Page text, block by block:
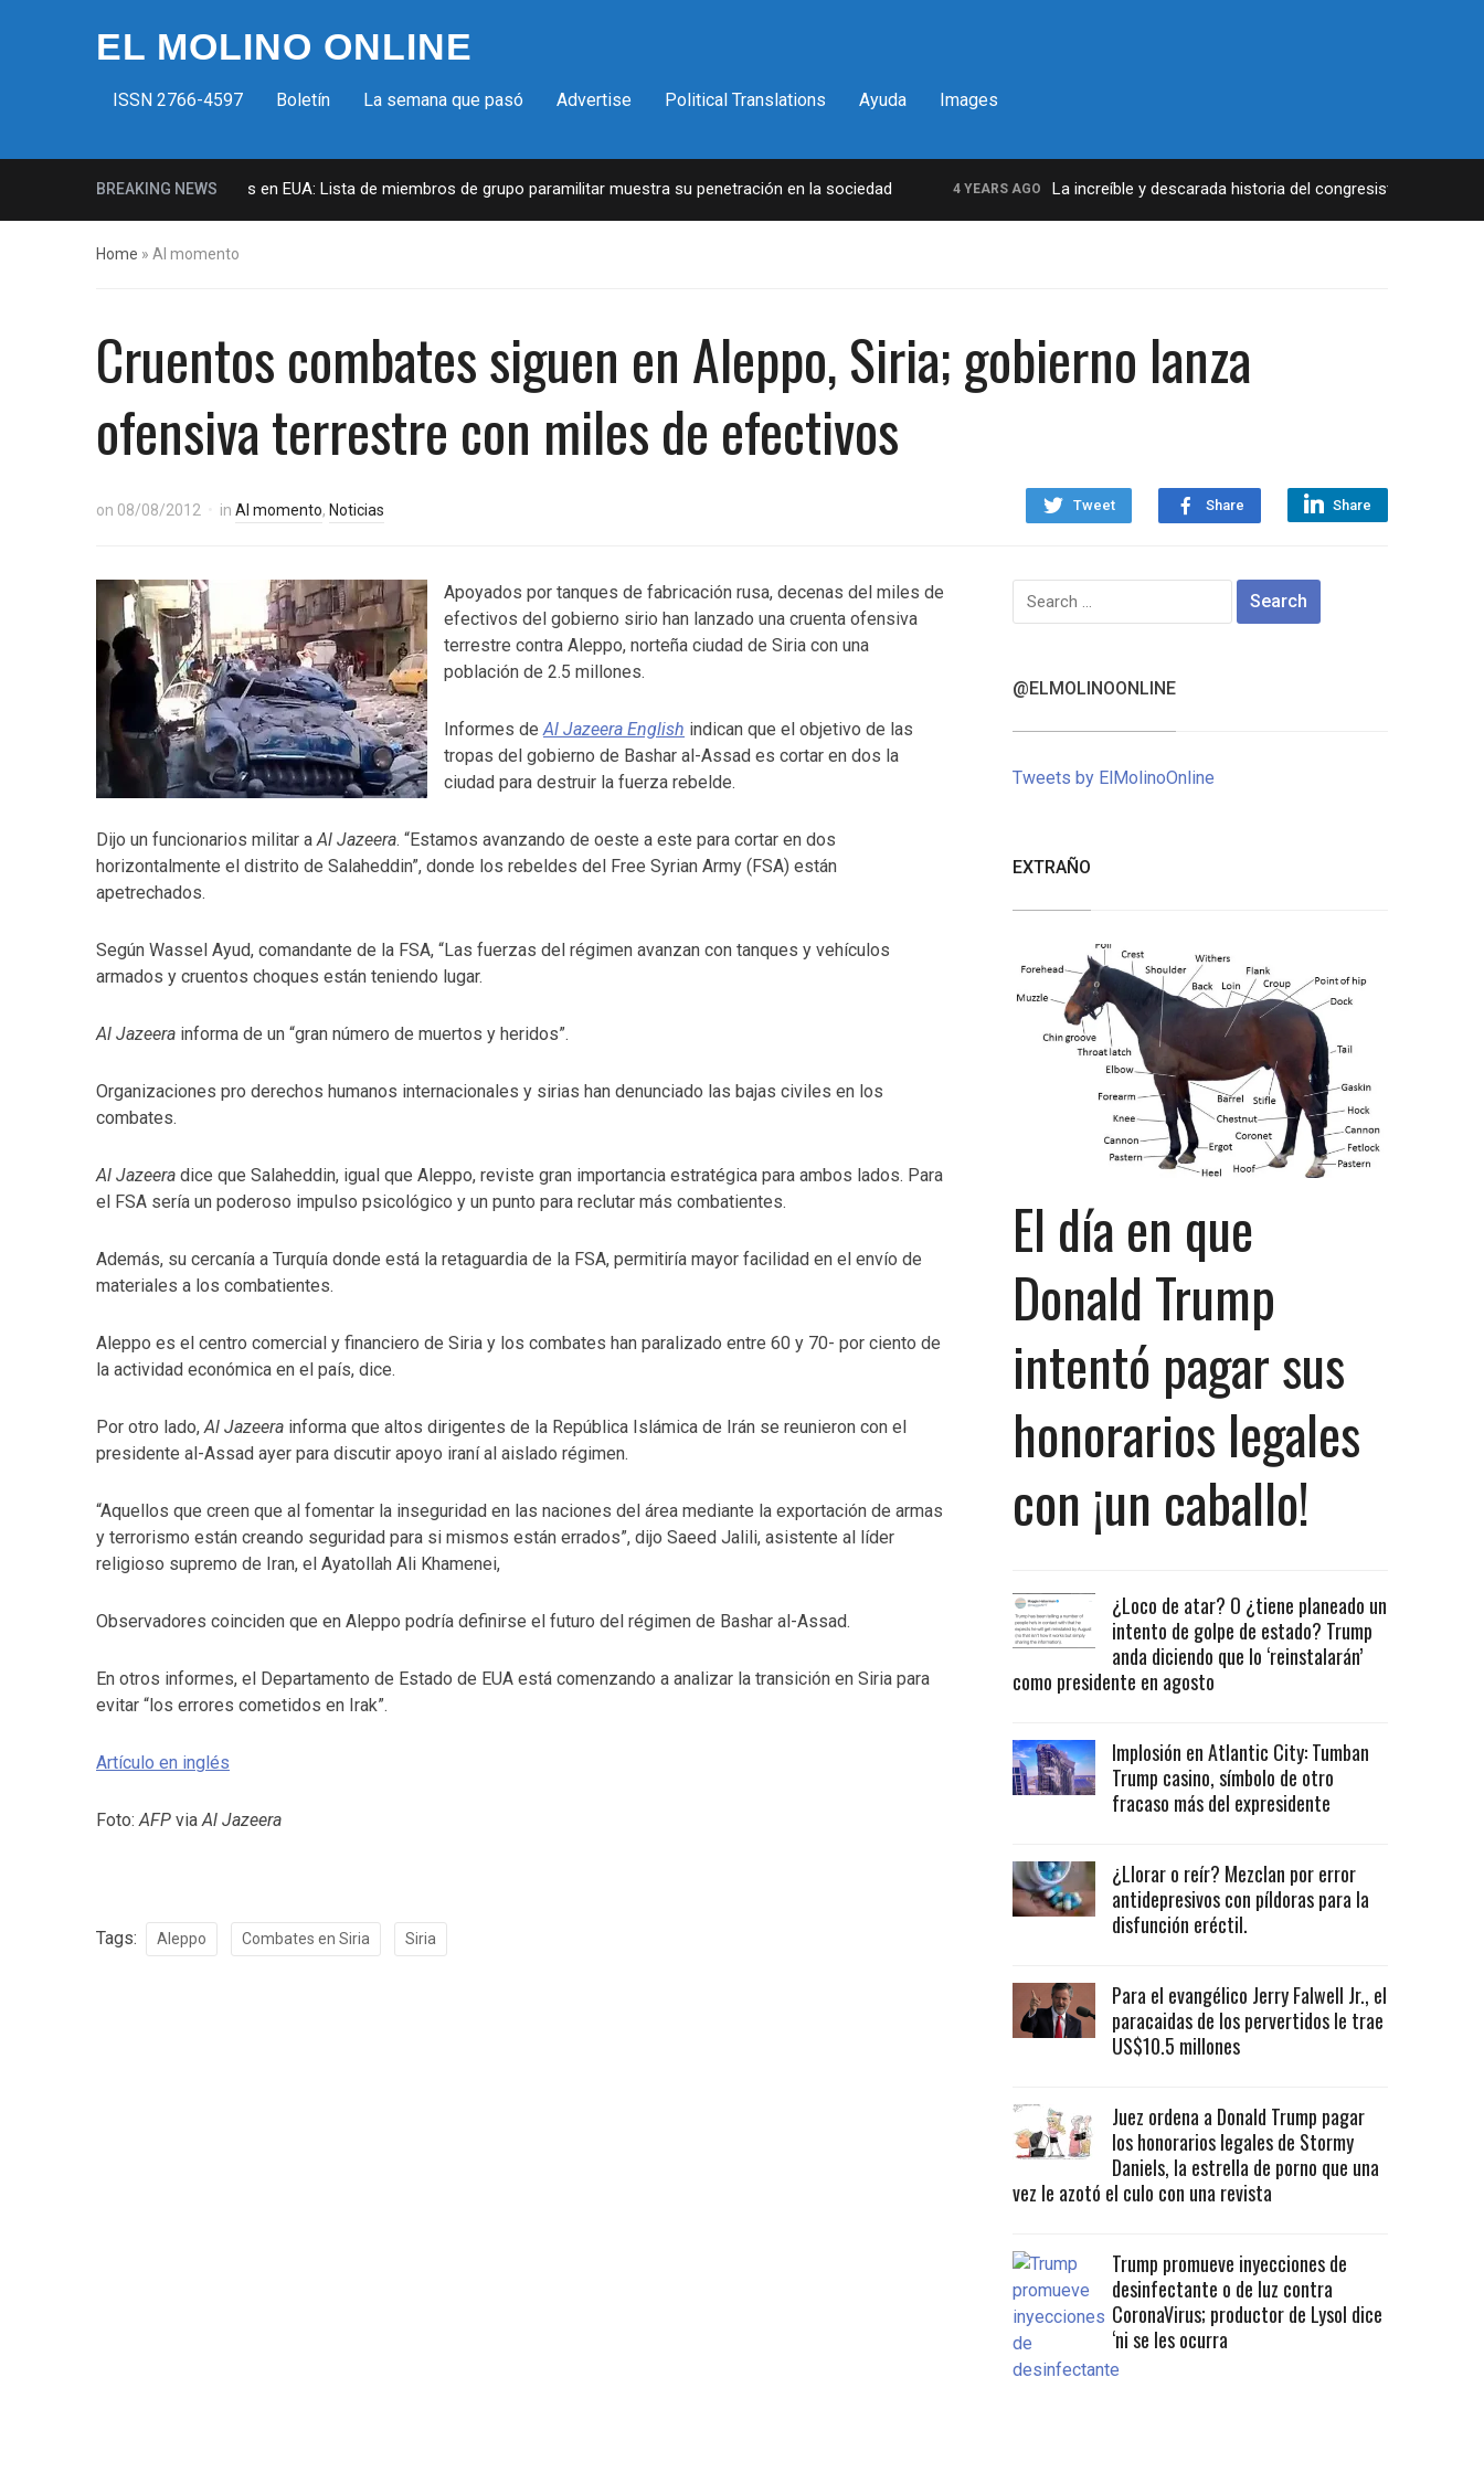
EL MOLINO ONLINE
ISSN 2766-4597 Boletín La semana que pasó Advertise Political Translations Ayuda Images
BREAKING NEWS
Milicias fascistas en EUA: Lista de miembros de grupo paramilitar muestra su penetración en la sociedad 4 YEARS AGO La increíble y descarada historia del congresista por NY
Home » Al momento
Cruentos combates siguen en Aleppo, Siria; gobierno lanza
ofensiva terrestre con miles de efectivos
Tweet Share Share
on 08/08/2012 in Al momento, Noticias
Apoyados por tanques de fabricación rusa, decenas del miles de
efectivos del gobierno sirio han lanzado una cruenta ofensiva
terrestre contra Aleppo, norteña ciudad de Siria con una
población de 2.5 millones.
Informes deAl Jazeera English indican que el objetivo de las
tropas del gobierno de Bashar al-Assad es cortar en dos la
ciudad para destruir la fuerza rebelde.
Dijo un funcionarios militar aAl Jazeera. “Estamos avanzando de oeste a este para cortar en dos
horizontalmente el distrito de Salaheddin”, donde los rebeldes del Free Syrian Army (FSA) están
apetrechados.
Según Wassel Ayud, comandante de la FSA, “Las fuerzas del régimen avanzan con tanques y vehículos
armados y cruentos choques están teniendo lugar.
Al Jazeera informa de un “gran número de muertos y heridos”.
Organizaciones pro derechos humanos internacionales y sirias han denunciado las bajas civiles en los
combates.
Al Jazeera dice que Salaheddin, igual que Aleppo, reviste gran importancia estratégica para ambos lados. Para
el FSA sería un poderoso impulso psicológico y un punto para reclutar más combatientes.
Además, su cercanía a Turquía donde está la retaguardia de la FSA, permitiría mayor facilidad en el envío de
materiales a los combatientes.
Aleppo es el centro comercial y financiero de Siria y los combates han paralizado entre 60 y 70- por ciento de
la actividad económica en el país, dice.
Por otro lado,Al Jazeera informa que altos dirigentes de la República Islámica de Irán se reunieron con el
presidente al-Assad ayer para discutir apoyo iraní al aislado régimen.
“Aquellos que creen que al fomentar la inseguridad en las naciones del área mediante la exportación de armas
y terrorismo están creando seguridad para si mismos están errados”, dijo Saeed Jalili, asistente al líder
religioso supremo de Iran, el Ayatollah Ali Khamenei,
Observadores coinciden que en Aleppo podría definirse el futuro del régimen de Bashar al-Assad.
En otros informes, el Departamento de Estado de EUA está comenzando a analizar la transición en Siria para
evitar “los errores cometidos en Irak”.
Artículo en inglés
Foto:AFP viaAl Jazeera
Tags: Aleppo Combates en Siria Siria
Search
for:
@ELMOLINOONLINE
Tweets by ElMolinoOnline
EXTRAÑO
El día en que
Donald Trump
intentó pagar sus
honorarios legales
con ¡un caballo!
¿Loco de atar? O ¿tiene planeado un
intento de golpe de estado? Trump
anda diciendo que lo ‘reinstalarán’
como presidente en agosto
Implosión en Atlantic City: Tumban
Trump casino, símbolo de otro
fracaso más del expresidente
¿Llorar o reír? Mezclan por error
antidepresivos con píldoras para la
disfunción eréctil.
Para el evangélico Jerry Falwell Jr., el
paracaidas de los pervertidos le trae
US$10.5 millones
Juez ordena a Donald Trump pagar
los honorarios legales de Stormy
Daniels, la estrella de porno que una
vez le azotó el culo con una revista
Trump promueve inyecciones de
desinfectante o de luz contra
CoronaVirus; productor de Lysol dice
‘ni se les ocurra